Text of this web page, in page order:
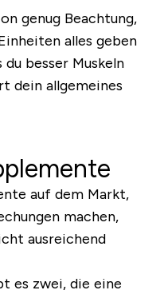
genug Beachtung,
alles geben
du besser Muskeln
dein allgemeines
auf dem Markt,
machen,
ausreichend
es zwei, die eine